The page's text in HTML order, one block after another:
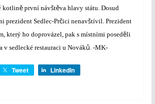
kotliněprvní návštěva hlavy státu. Dosud
prezident Sedlec-Prčici nenavštívil. Prezident
který ho doprovázel, pak s místními poseděli
v sedlecké restauraci u Nováků. -MK-
Tweet LinkedIn